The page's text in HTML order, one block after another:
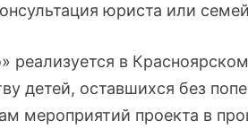
юриста или
реализуется в
детей, оставшихся без
мероприятий проекта в